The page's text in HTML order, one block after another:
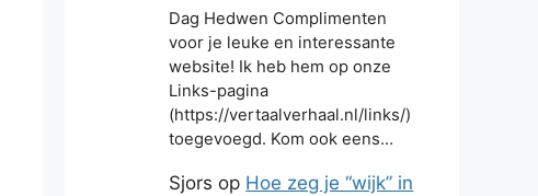
Dag Hedwen Complimenten
voor je leuke en interessante
website! Ik heb hem op onze
Links-pagina
(https://vertaalverhaal.nl/links/)
toegevoegd. Kom ook eens…
Sjors op Hoe zeg je “wijk” in